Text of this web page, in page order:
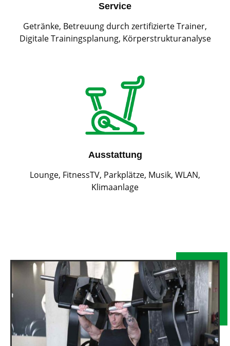
Service
Getränke, Betreuung durch zertifizierte Trainer,
Digitale Trainingsplanung, Körperstrukturanalyse
Ausstattung
Lounge, FitnessTV, Parkplätze, Musik, WLAN,
Klimaanlage